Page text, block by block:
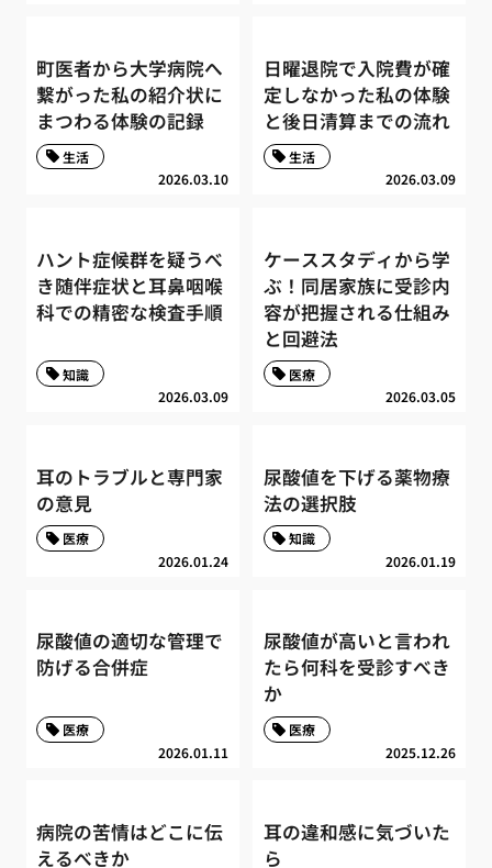
町医者から大学病院へ
繋がった私の紹介状に
まつわる体験の記録
2026.03.10
生活
日曜退院で入院費が確
定しなかった私の体験
と後日清算までの流れ
2026.03.09
生活
ハント症候群を疑うべ
き随伴症状と耳鼻咽喉
科での精密な検査手順
2026.03.09
知識
ケーススタディから学
ぶ！同居家族に受診内
容が把握される仕組み
と回避法
2026.03.05
医療
耳のトラブルと専門家
の意見
2026.01.24
医療
尿酸値を下げる薬物療
法の選択肢
2026.01.19
知識
尿酸値の適切な管理で
防げる合併症
2026.01.11
医療
尿酸値が高いと言われ
たら何科を受診すべき
か
2025.12.26
医療
病院の苦情はどこに伝
えるべきか
耳の違和感に気づいた
ら